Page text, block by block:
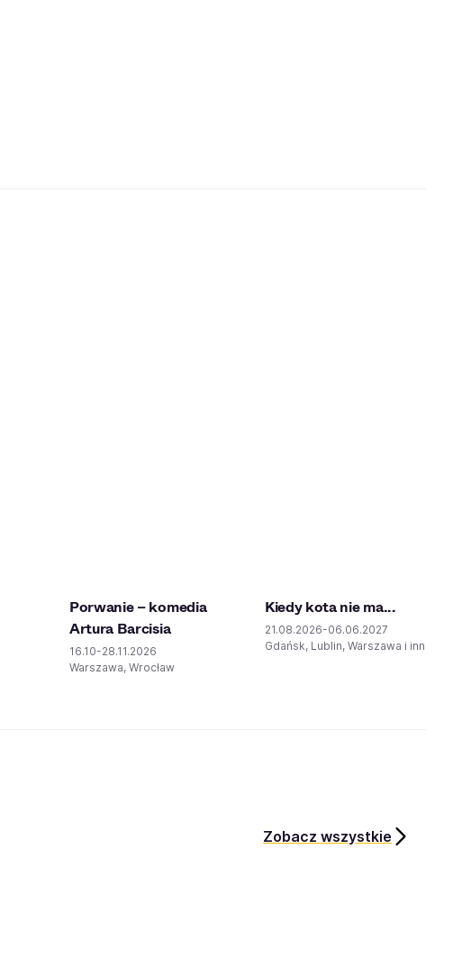
Porwanie – komedia
Artura Barcisia
16.10-28.11.2026
Warszawa, Wrocław
Kiedy kota nie ma...
21.08.2026-06.06.2027
Gdańsk, Lublin, Warszawa i inne
Zobacz wszystkie